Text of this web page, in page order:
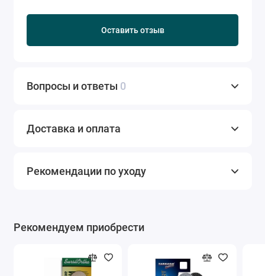
Оставить отзыв
Вопросы и ответы 0
Доставка и оплата
Рекомендации по уходу
Рекомендуем приобрести